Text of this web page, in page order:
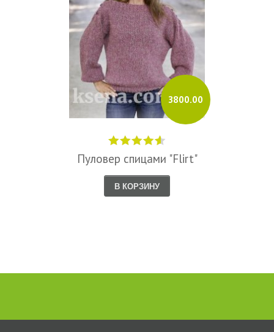
3800.00
Пуловер спицами "Flirt"
В КОРЗИНУ